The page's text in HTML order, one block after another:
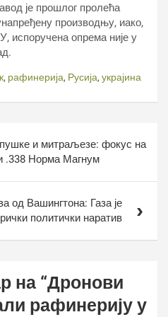
је прошлог пролећа
производњу, иако,
испоручена опрема није у
, рафинерија, Русија, украјина
и митраљезе: фокус на
.338 Норма Магнум
од Вашингтона: Газа је
политички наратив
на “Дронови
рафинерију у